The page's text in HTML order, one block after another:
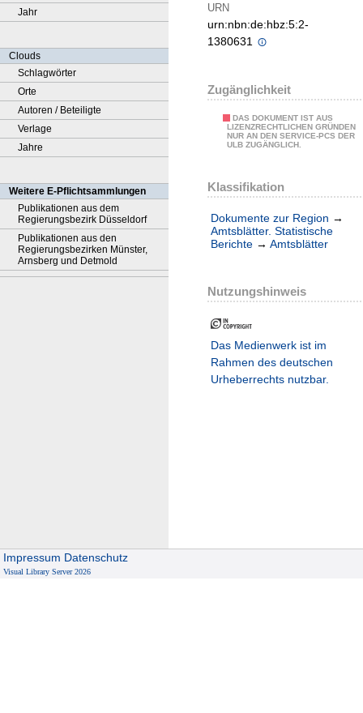
Jahr
Clouds
Schlagwörter
Orte
Autoren / Beteiligte
Verlage
Jahre
Weitere E-Pflichtsammlungen
Publikationen aus dem
Regierungsbezirk Düsseldorf
Publikationen aus den
Regierungsbezirken Münster,
Arnsberg und Detmold
URN
urn:nbn:de:hbz:5:2-
1380631
Zugänglichkeit
DAS DOKUMENT IST AUS
LIZENZRECHTLICHEN GRÜNDEN
NUR AN DEN SERVICE-PCS DER
ULB ZUGÄNGLICH.
Klassifikation
Dokumente zur Region →
Amtsblätter. Statistische
Berichte → Amtsblätter
Nutzungshinweis
Das Medienwerk ist im
Rahmen des deutschen
Urheberrechts nutzbar.
Impressum Datenschutz
Visual Library Server 2026